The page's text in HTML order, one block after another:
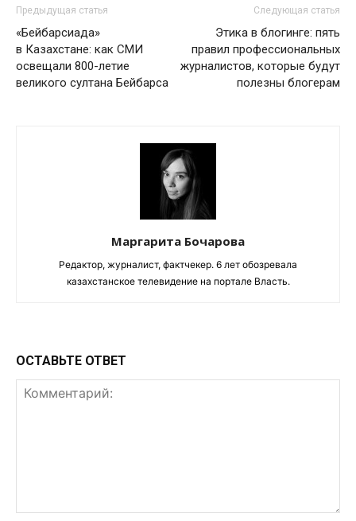
Предыдущая статья
«Бейбарсиада»
в Казахстане: как СМИ
освещали 800-летие
великого султана Бейбарса
Следующая статья
Этика в блогинге: пять
правил профессиональных
журналистов, которые будут
полезны блогерам
Маргарита Бочарова
Редактор, журналист, фактчекер. 6 лет обозревала
казахстанское телевидение на портале Власть.
ОСТАВЬТЕ ОТВЕТ